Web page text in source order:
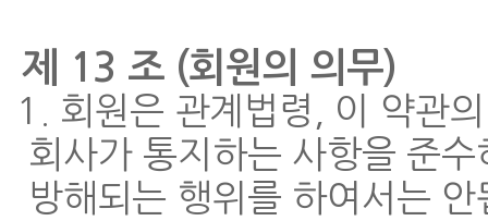
제 13 조 (회원의 의무)
1. 회원은 관계법령, 이 약관
회사가 통지하는 사항을 준
방해되는 행위를 하여서는 안